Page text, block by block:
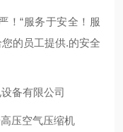
！“服务于安全！服
的员工提供.的安全
备有限公司
压空气压缩机